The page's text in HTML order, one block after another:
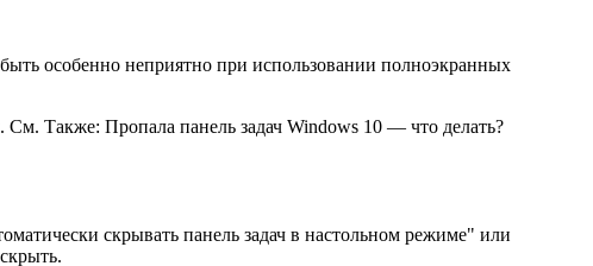
особенно неприятно при использовании полноэкранных
См. Также: Пропала панель задач Windows 10 — что делать?
скрывать панель задач в настольном режиме" или